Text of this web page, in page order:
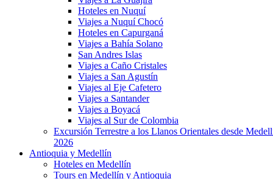
Hoteles en Nuquí
Viajes a Nuquí Chocó
Hoteles en Capurganá
Viajes a Bahía Solano
San Andres Islas
Viajes a Caño Cristales
Viajes a San Agustín
Viajes al Eje Cafetero
Viajes a Santander
Viajes a Boyacá
Viajes al Sur de Colombia
Excursión Terrestre a los Llanos Orientales desde
2026
Antioquia y Medellín
Hoteles en Medellín
Tours en Medellín y Antioquia